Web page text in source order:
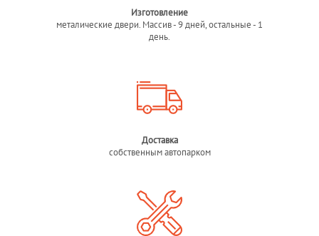
Изготовление
металические двери. Массив - 9 дней, остальные - 1
день.
Доставка
собственным автопарком